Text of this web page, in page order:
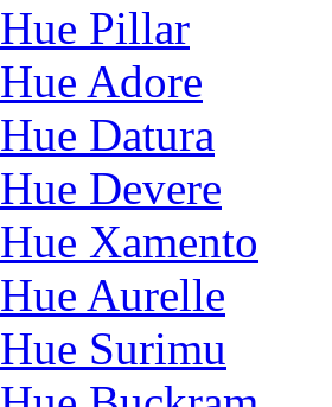
Hue Pillar
Hue Adore
Hue Datura
Hue Devere
Hue Xamento
Hue Aurelle
Hue Surimu